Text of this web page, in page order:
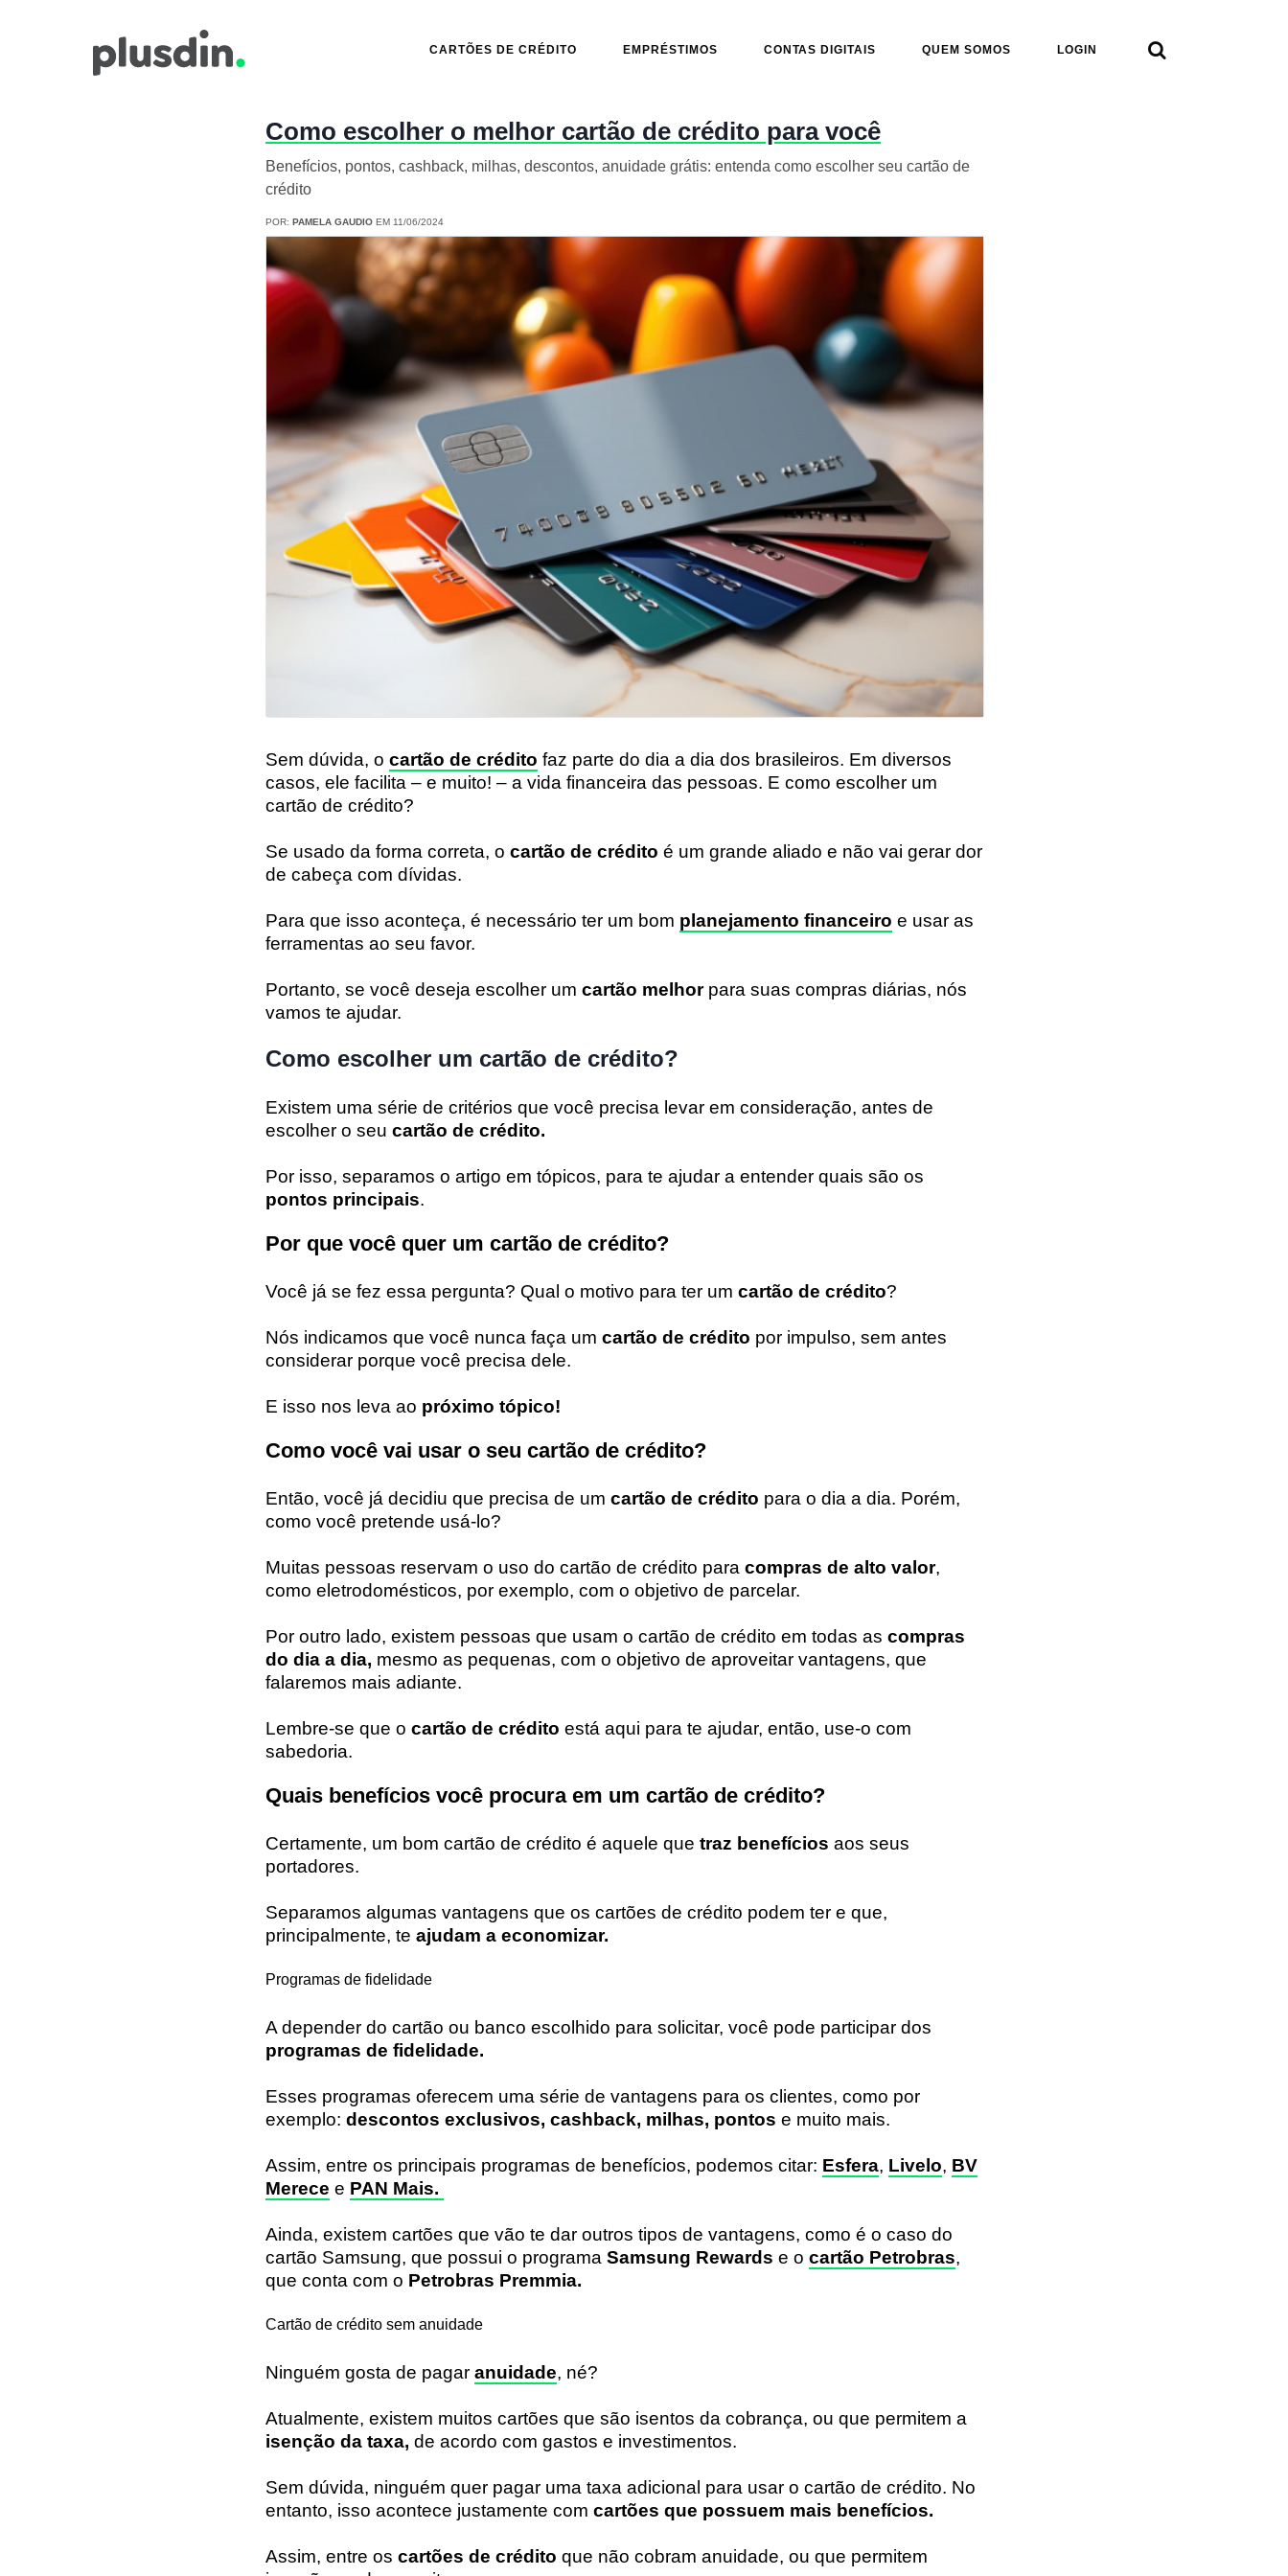
CARTÕES DE CRÉDITO EMPRÉSTIMOS CONTAS DIGITAIS QUEM SOMOS LOGIN 
Como escolher o melhor cartão de crédito para você
Benefícios, pontos, cashback, milhas, descontos, anuidade grátis: entenda como escolher seu cartão de
crédito
POR: PAMELA GAUDIO EM 11/06/2024
Sem dúvida, o cartão de crédito faz parte do dia a dia dos brasileiros. Em diversos
casos, ele facilita – e muito! – a vida financeira das pessoas. E como escolher um
cartão de crédito?
Se usado da forma correta, o cartão de crédito é um grande aliado e não vai gerar dor
de cabeça com dívidas.
Para que isso aconteça, é necessário ter um bom planejamento financeiro e usar as
ferramentas ao seu favor.
Portanto, se você deseja escolher um cartão melhorpara suas compras diárias, nós
vamos te ajudar.
Como escolher um cartão de crédito?
Existem uma série de critérios que você precisa levar em consideração, antes de
escolher o seu cartão de crédito.
Por isso, separamos o artigo em tópicos, para te ajudar a entender quais são os
pontos principais.
Por que você quer um cartão de crédito?
Você já se fez essa pergunta? Qual o motivo para ter um cartão de crédito?
Nós indicamos que você nunca faça um cartão de crédito por impulso, sem antes
considerar porque você precisa dele.
E isso nos leva ao próximo tópico!
Como você vai usar o seu cartão de crédito?
Então, você já decidiu que precisa de um cartão de crédito para o dia a dia. Porém,
como você pretende usá-lo?
Muitas pessoas reservam o uso do cartão de crédito para compras de alto valor,
como eletrodomésticos, por exemplo, com o objetivo de parcelar.
Por outro lado, existem pessoas que usam o cartão de crédito em todas as compras
do dia a dia, mesmo as pequenas, com o objetivo de aproveitar vantagens, que
falaremos mais adiante.
Lembre-se que o cartão de crédito está aqui para te ajudar, então, use-o com
sabedoria.
Quais benefícios você procura em um cartão de crédito?
Certamente, um bom cartão de crédito é aquele que traz benefícios aos seus
portadores.
Separamos algumas vantagens que os cartões de crédito podem ter e que,
principalmente, te ajudam a economizar.
Programas de fidelidade
A depender do cartão ou banco escolhido para solicitar, você pode participar dos
programas de fidelidade.
Esses programas oferecem uma série de vantagens para os clientes, como por
exemplo: descontos exclusivos, cashback, milhas, pontos e muito mais.
Assim, entre os principais programas de benefícios, podemos citar: Esfera, Livelo, BV
Merece e PAN Mais.
Ainda, existem cartões que vão te dar outros tipos de vantagens, como é o caso do
cartão Samsung, que possui o programa Samsung Rewards e o cartão Petrobras,
que conta com o Petrobras Premmia.
Cartão de crédito sem anuidade
Ninguém gosta de pagar anuidade, né?
Atualmente, existem muitos cartões que são isentos da cobrança, ou que permitem a
isenção da taxa, de acordo com gastos e investimentos.
Sem dúvida, ninguém quer pagar uma taxa adicional para usar o cartão de crédito. No
entanto, isso acontece justamente com cartões que possuem mais benefícios.
Assim, entre os cartões de crédito que não cobram anuidade, ou que permitem